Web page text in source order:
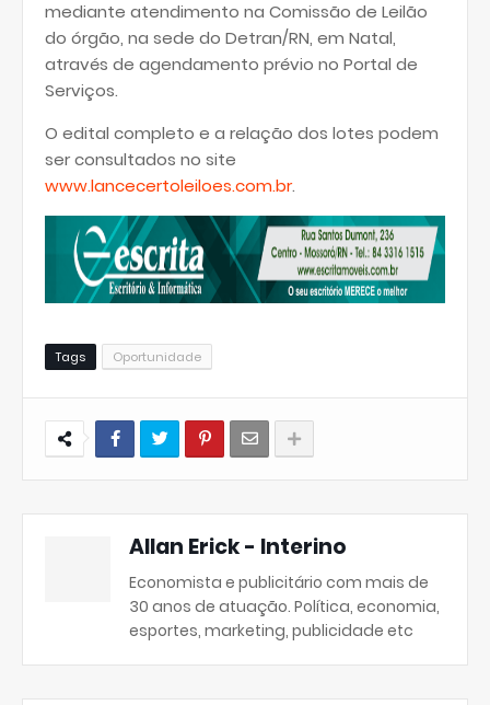
mediante atendimento na Comissão de Leilão
do órgão, na sede do Detran/RN, em Natal,
através de agendamento prévio no Portal de
Serviços.
O edital completo e a relação dos lotes podem
ser consultados no site
www.lancecertoleiloes.com.br.
Tags Oportunidade
Allan Erick - Interino
Economista e publicitário com mais de
30 anos de atuação. Política, economia,
esportes, marketing, publicidade etc